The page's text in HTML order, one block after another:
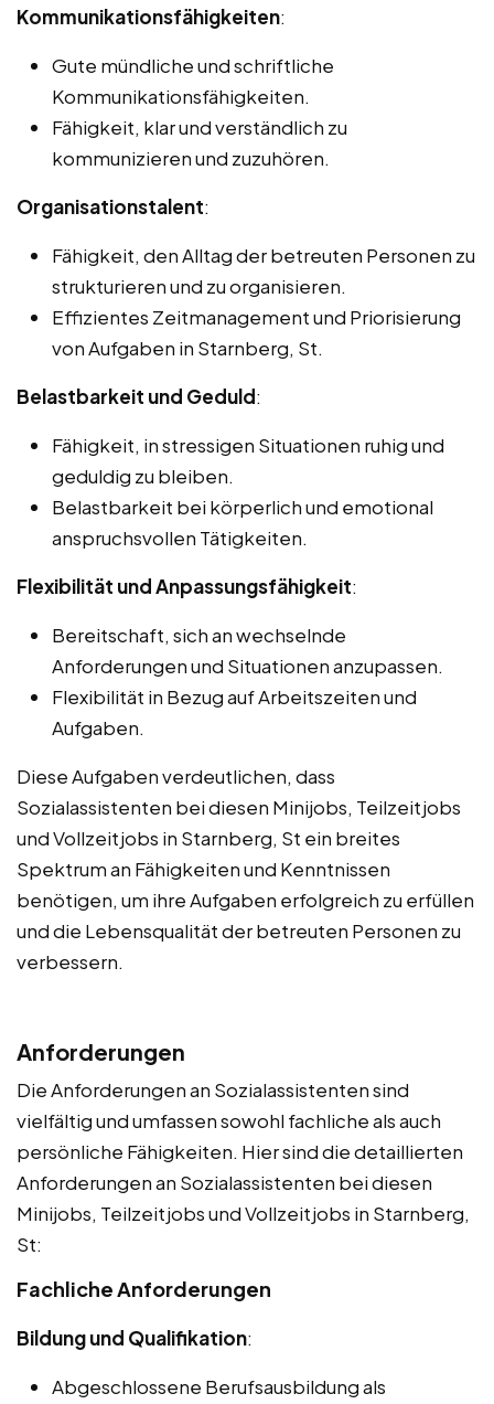
Kommunikationsfähigkeiten:
Gute mündliche und schriftliche
Kommunikationsfähigkeiten.
Fähigkeit, klar und verständlich zu
kommunizieren und zuzuhören.
Organisationstalent:
Fähigkeit, den Alltag der betreuten Personen zu
strukturieren und zu organisieren.
Effizientes Zeitmanagement und Priorisierung
von Aufgaben in Starnberg, St.
Belastbarkeit und Geduld:
Fähigkeit, in stressigen Situationen ruhig und
geduldig zu bleiben.
Belastbarkeit bei körperlich und emotional
anspruchsvollen Tätigkeiten.
Flexibilität und Anpassungsfähigkeit:
Bereitschaft, sich an wechselnde
Anforderungen und Situationen anzupassen.
Flexibilität in Bezug auf Arbeitszeiten und
Aufgaben.
Diese Aufgaben verdeutlichen, dass
Sozialassistenten bei diesen Minijobs, Teilzeitjobs
und Vollzeitjobs in Starnberg, St ein breites
Spektrum an Fähigkeiten und Kenntnissen
benötigen, um ihre Aufgaben erfolgreich zu erfüllen
und die Lebensqualität der betreuten Personen zu
verbessern.
Anforderungen
Die Anforderungen an Sozialassistenten sind
vielfältig und umfassen sowohl fachliche als auch
persönliche Fähigkeiten. Hier sind die detaillierten
Anforderungen an Sozialassistenten bei diesen
Minijobs, Teilzeitjobs und Vollzeitjobs in Starnberg,
St:
Fachliche Anforderungen
Bildung und Qualifikation:
Abgeschlossene Berufsausbildung als